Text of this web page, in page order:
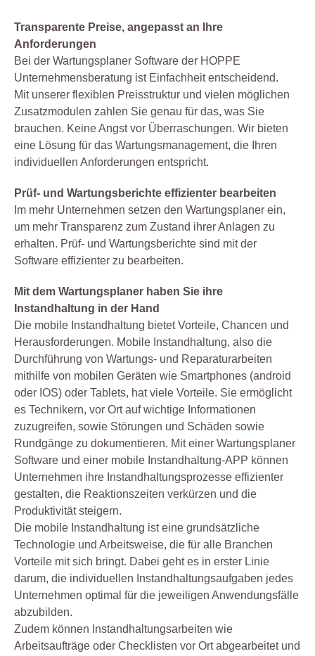
Transparente Preise, angepasst an Ihre
Anforderungen
Bei der Wartungsplaner Software der HOPPE
Unternehmensberatung ist Einfachheit entscheidend.
Mit unserer flexiblen Preisstruktur und vielen möglichen
Zusatzmodulen zahlen Sie genau für das, was Sie
brauchen. Keine Angst vor Überraschungen. Wir bieten
eine Lösung für das Wartungsmanagement, die Ihren
individuellen Anforderungen entspricht.
Prüf- und Wartungsberichte effizienter bearbeiten
Im mehr Unternehmen setzen den Wartungsplaner ein,
um mehr Transparenz zum Zustand ihrer Anlagen zu
erhalten. Prüf- und Wartungsberichte sind mit der
Software effizienter zu bearbeiten.
Mit dem Wartungsplaner haben Sie ihre
Instandhaltung in der Hand
Die mobile Instandhaltung bietet Vorteile, Chancen und
Herausforderungen. Mobile Instandhaltung, also die
Durchführung von Wartungs- und Reparaturarbeiten
mithilfe von mobilen Geräten wie Smartphones (android
oder IOS) oder Tablets, hat viele Vorteile. Sie ermöglicht
es Technikern, vor Ort auf wichtige Informationen
zuzugreifen, sowie Störungen und Schäden sowie
Rundgänge zu dokumentieren. Mit einer Wartungsplaner
Software und einer mobile Instandhaltung-APP können
Unternehmen ihre Instandhaltungsprozesse effizienter
gestalten, die Reaktionszeiten verkürzen und die
Produktivität steigern.
Die mobile Instandhaltung ist eine grundsätzliche
Technologie und Arbeitsweise, die für alle Branchen
Vorteile mit sich bringt. Dabei geht es in erster Linie
darum, die individuellen Instandhaltungsaufgaben jedes
Unternehmen optimal für die jeweiligen Anwendungsfälle
abzubilden.
Zudem können Instandhaltungsarbeiten wie
Arbeitsaufträge oder Checklisten vor Ort abgearbeitet und